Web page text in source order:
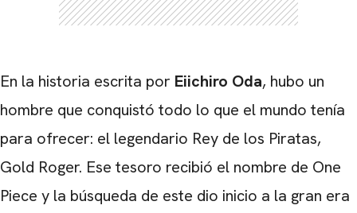
En la historia escrita por Eiichiro Oda, hubo un
hombre que conquistó todo lo que el mundo tenía
para ofrecer: el legendario Rey de los Piratas,
Gold Roger. Ese tesoro recibió el nombre de One
Piece y la búsqueda de este dio inicio a la gran era
CARREGANDO PUBLICIDADE